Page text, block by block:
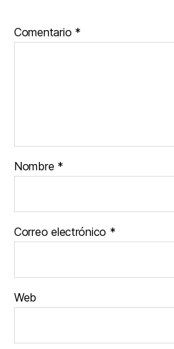
Comentario *
Nombre *
Correo electrónico *
Web